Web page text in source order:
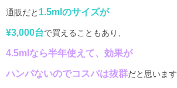
通販だと 1.5ml のサイズが
¥3,000台で買えることもあり、
4.5ml なら半年使えて、効果が
ハンパないのでコスパは抜群だと思います